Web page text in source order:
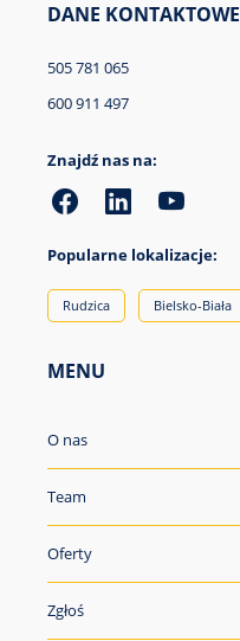
DANE KONTAKTOWE
505 781 065
600 911 497
Znajdź nas na:
Popularne lokalizacje:
Rudzica Bielsko-Biała
MENU
O nas
Team
Oferty
Zgłoś